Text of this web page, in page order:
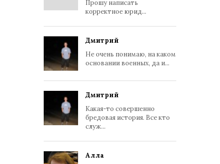
Прошу написать
корректное юрид...
Дмитрий
Не очень понимаю, на каком
основании военных, да и...
Дмитрий
Какая-то совершенно
бредовая история. Все кто
служ...
Алла